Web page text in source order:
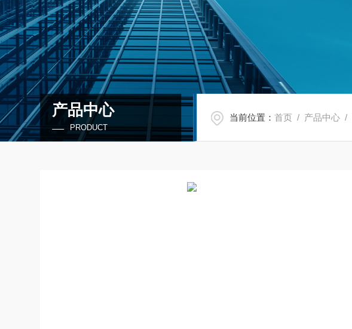
产品中心
PRODUCT
当前位置：首页 / 产品中心 /